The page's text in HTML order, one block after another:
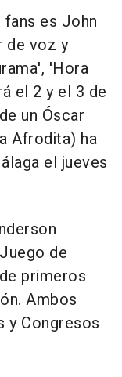
es John
de voz y
'Hora
el 2 y el 3 de
un Óscar
Afrodita) ha
el jueves
de
primeros
Ambos
y Congresos